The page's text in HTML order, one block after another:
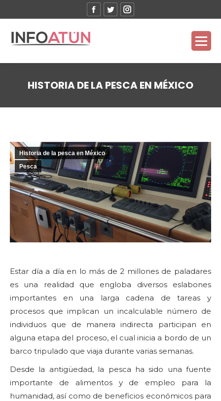
Facebook
Twitter
HISTORIA DE LA PESCA EN MÉXICO
Historia de la pesca en México
Pesca
Estar día a día en lo más de 2 millones de paladares
es una realidad que engloba diversos eslabones
importantes en una larga cadena de tareas y
procesos que implican un incalculable número de
individuos que de manera indirecta participan en
alguna etapa del proceso, el cual inicia a bordo de un
barco tripulado que viaja durante varias semanas.
Desde la antigüedad, la pesca ha sido una fuente
importante de alimentos y de empleo para la
humanidad, así como de beneficios económicos para